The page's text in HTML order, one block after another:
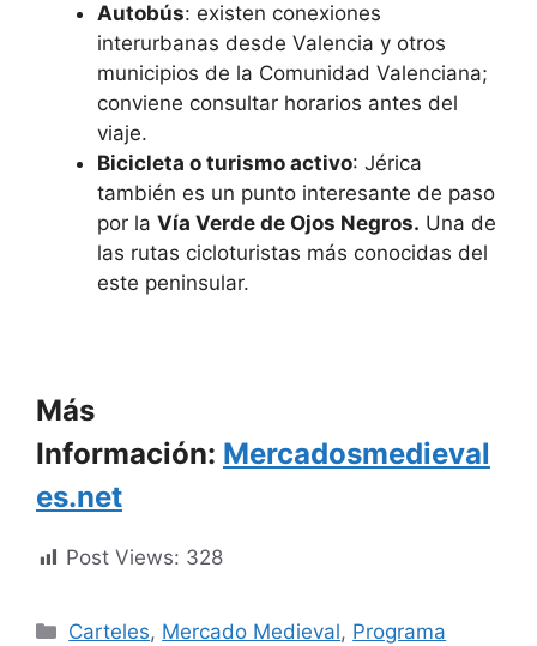
Autobús: existen conexiones
interurbanas desde Valencia y otros
municipios de la Comunidad Valenciana;
conviene consultar horarios antes del
viaje.
Bicicleta o turismo activo: Jérica
también es un punto interesante de paso
por la Vía Verde de Ojos Negros. Una de
las rutas cicloturistas más conocidas del
este peninsular.
Más
Información: Mercadosmedieval
es.net
Post Views: 328
Categorías
Carteles, Mercado Medieval, Programa